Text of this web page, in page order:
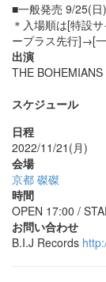
■一般発売 9/25(
＊入場順は[特設
ープラス先行]→[
出演
THE
スケジュール
日程
2022/11/21(月)
会場
京都 磔磔
時間
OPEN 17:00 /
お問い合わせ
B.I.J Records